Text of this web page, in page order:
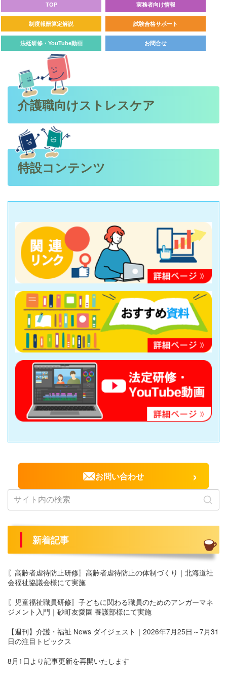
TOP 実務者向け情報
制度報酬算定解説 試験合格サポート
法廷研修・YouTube動画 お問合せ
介護職向けストレスケア
特設コンテンツ
お問い合わせ ›
新着記事
〖高齢者虐待防止研修〗高齢者虐待防止の体制づくり｜北海道社
会福祉協議会様にて実施
〖児童福祉職員研修〗子どもに関わる職員のためのアンガーマネ
ジメント入門｜砂町友愛園 養護部様にて実施
【週刊】介護・福祉 News ダイジェスト｜2026年7月25日～7月31
日の注目トピックス
8月1日より記事更新を再開いたします